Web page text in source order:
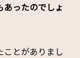
あったのでしょ
ことがありまし